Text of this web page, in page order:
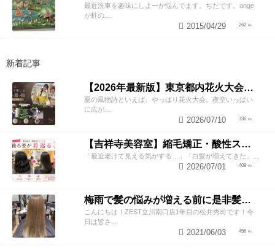
最近洗車を趣味にしよーか悩んでます。ちだです。ange
が蛙の...
262
2015/04/29
新着記事
【2026年最新版】東京都内花火大会まとめ｜浴衣着付け・ヘアセットならZESTへ
夏の風物詩といえば、やっぱり花火大会。夜空いっぱい
に広が...
336
2026/07/10
【吉祥寺美容室】縮毛矯正・酸性ストレートで若返り！後ろ姿が変わると見た目年齢も変わる？
「最近老けて見える気がする…」「白髪が増えてきた」...
408
2026/07/01
梅雨で髪の悩みが増える前に是非髪質改善トリートメントしてみませんか！
こんにちは！ZEST立川南口店1年目の松井秀司です！今
日は皆さ...
456
2021/06/03